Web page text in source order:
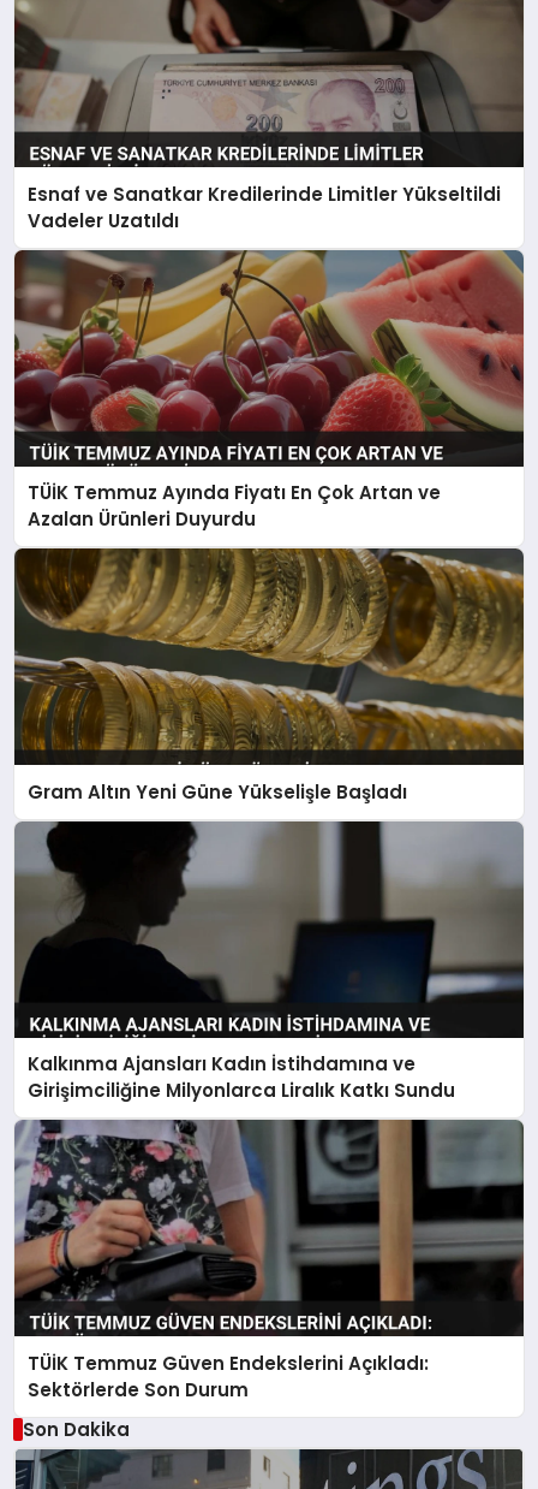
Esnaf ve Sanatkar Kredilerinde Limitler Yükseltildi
Vadeler Uzatıldı
TÜİK Temmuz Ayında Fiyatı En Çok Artan ve
Azalan Ürünleri Duyurdu
Gram Altın Yeni Güne Yükselişle Başladı
Kalkınma Ajansları Kadın İstihdamına ve
Girişimciliğine Milyonlarca Liralık Katkı Sundu
TÜİK Temmuz Güven Endekslerini Açıkladı:
Sektörlerde Son Durum
Son Dakika